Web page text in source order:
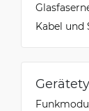
Kabel und